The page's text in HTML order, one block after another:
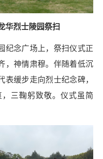
华烈士陵园祭扫
纪念广场上，祭扫仪式正
，神情肃穆。伴随着低沉
缓步走向烈士纪念碑，
三鞠躬致敬。仪式虽简